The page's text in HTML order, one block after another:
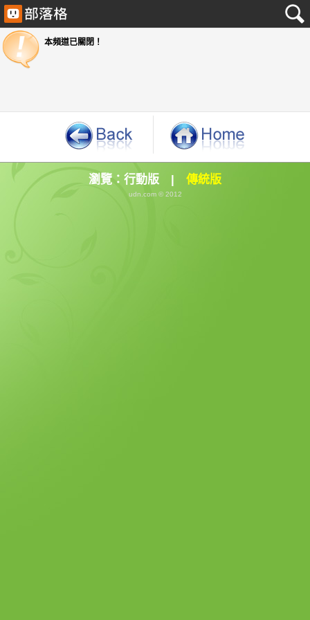
瀏覽： 行動版 | 傳統版
udn.com © 2012